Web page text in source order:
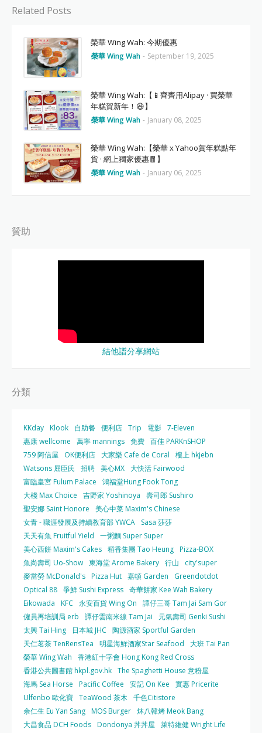
Related Posts
榮華 Wing Wah: 今期優惠
榮華 Wing Wah - September 19, 2025
榮華 Wing Wah:【📱齊齊用Alipay · 買榮華
年糕賀新年！😆】
榮華 Wing Wah - January 08, 2025
榮華 Wing Wah:【榮華 x Yahoo賀年糕點年
貨 · 網上獨家優惠🧧】
榮華 Wing Wah - January 06, 2025
贊助
結他譜分享網站
分類
KKday Klook 自助餐 便利店 Trip 電影 7-Eleven
惠康 wellcome
萬寧 mannings 免費 百佳 PARKnSHOP
759 阿信屋
OK便利店 大家樂 Cafe de Coral
樓上 hkjebn
Watsons 屈臣氏
招聘 美心MX 大快活 Fairwood
富臨皇宮 Fulum Palace
鴻福堂Hung Fook Tong
大棧 Max Choice
吉野家 Yoshinoya
壽司郎 Sushiro
聖安娜 Saint Honore
美心中菜 Maxim's Chinese
女青 - 職涯發展及持續教育部 YWCA
Sasa 莎莎
天天有魚 Fruitful Yield
一粥麵 Super Super
美心西餅 Maxim's Cakes 稻香集團 Tao Heung Pizza-BOX
魚尚壽司 Uo-Show 東海堂 Arome Bakery 行山
city'super
麥當勞 McDonald's Pizza Hut 嘉頓 Garden
Greendotdot
Optical 88 爭鮮 Sushi Express 奇華餅家 Kee Wah Bakery
Eikowada
KFC 永安百貨 Wing On
譚仔三哥 Tam Jai Sam Gor
僱員再培訓局 erb
譚仔雲南米線 Tam Jai
元氣壽司 Genki Sushi
太興 Tai Hing
日本城 JHC
陶源酒家 Sportful Garden
天仁茗茶 TenRensTea
明星海鮮酒家Star Seafood
大班 Tai Pan
榮華 Wing Wah
香港紅十字會 Hong Kong Red Cross
香港公共圖書館 hkpl.gov.hk The Spaghetti House 意粉屋
海馬 Sea Horse
Pacific Coffee 安記 On Kee
實惠 Pricerite
Ulfenbo 歐化寶 TeaWood 茶木 千色Citistore
余仁生 Eu Yan Sang MOS Burger 炑八韓烤 Meok Bang
大昌食品 DCH Foods Dondonya 丼丼屋
萊特維健 Wright Life